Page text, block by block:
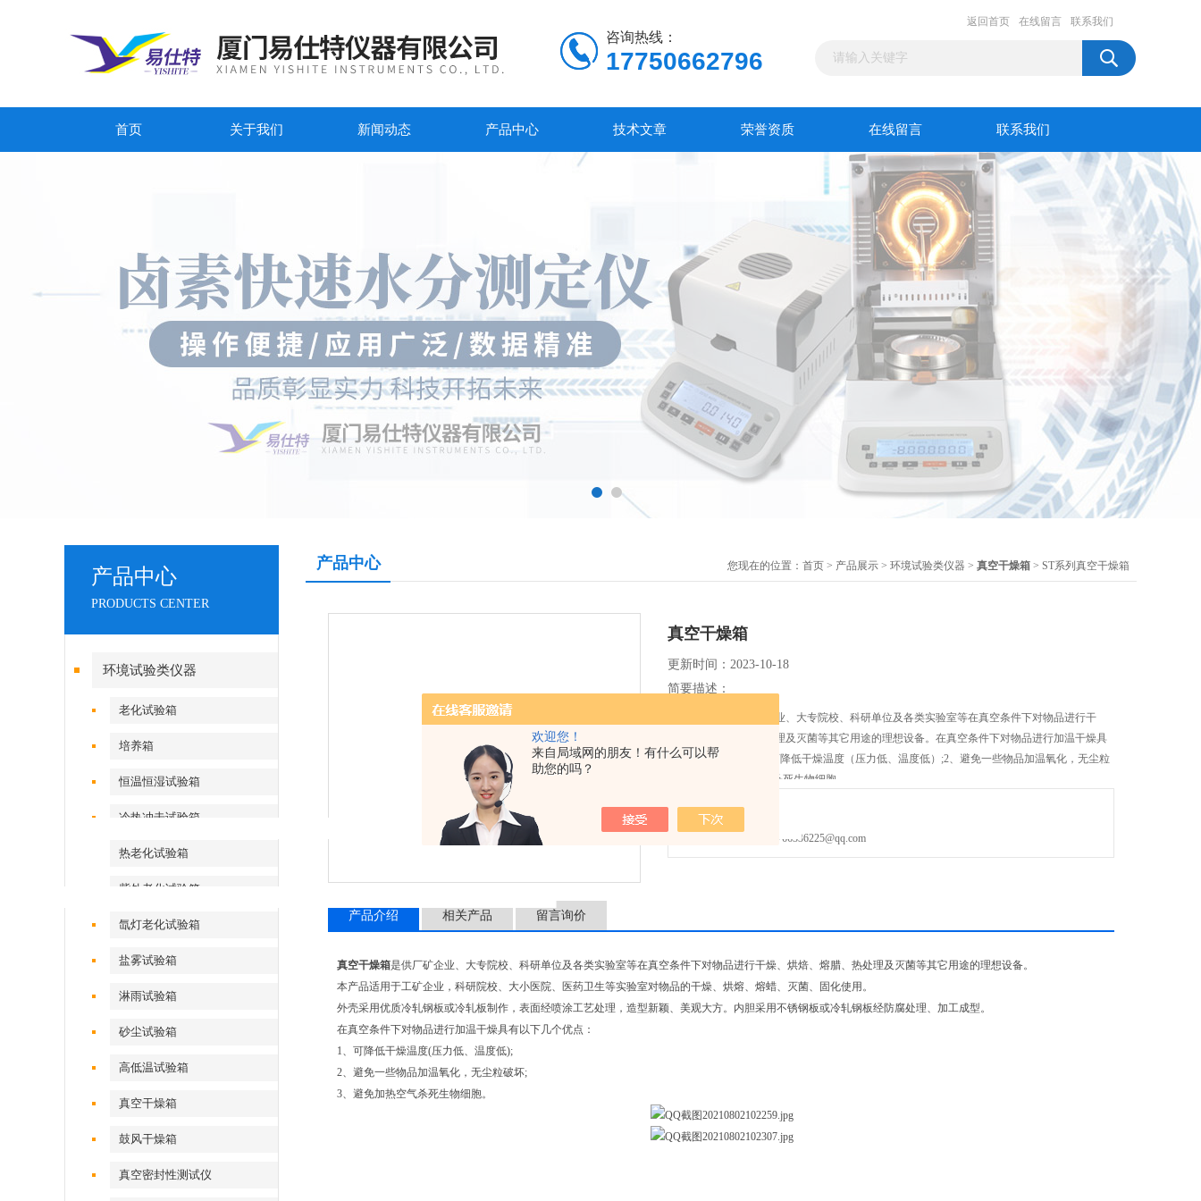
欢迎您！
来自局域网的朋友！有什么可以帮
助您的吗？
咨询热线：
17750662796
返回首页 在线留言 联系我们
首页 关于我们 新闻动态 产品中心 技术文章 荣誉资质 在线留言 联系我们
产品中心
PRODUCTS CENTER
环境试验类仪器
老化试验箱
培养箱
恒温恒湿试验箱
冷热冲击试验箱
热老化试验箱
紫外老化试验箱
氙灯老化试验箱
盐雾试验箱
淋雨试验箱
砂尘试验箱
高低温试验箱
真空干燥箱
鼓风干燥箱
真空密封性测试仪
产品中心 您现在的位置： 首页 > 产品展示 > 环境试验类仪器 > 真空干燥箱 > ST系列真空干燥箱
真空干燥箱
更新时间：2023-10-18
简要描述：
真空干燥箱是供厂矿企业、大专院校、科研单位及各类实验室等在真空条件下对物品进行干
燥、烘焙、熔腊、热处理及灭菌等其它用途的理想设备。在真空条件下对物品进行加温干燥具
有以下几个优点：1、可降低干燥温度（压力低、温度低）;2、避免一些物品加温氧化，无尘粒
破坏;3、避免加热空气杀死生物细胞。
免费咨询：
发邮件给我们：766336225@qq.com
产品介绍 相关产品 留言询价
真空干燥箱是供厂矿企业、大专院校、科研单位及各类实验室等在真空条件下对物品进行干燥、烘焙、熔腊、热处理及灭菌等其它用途的理想设备。
本产品适用于工矿企业，科研院校、大小医院、医药卫生等实验室对物品的干燥、烘熔、熔蜡、灭菌、固化使用。
外壳采用优质冷轧钢板或冷轧板制作，表面经喷涂工艺处理，造型新颖、美观大方。内胆采用不锈钢板或冷轧钢板经防腐处理、加工成型。
外壳采用优质冷轧钢板或冷轧板制作，表面经喷涂工艺处理，造型新颖、美观大
在真空条件下对物品进行加温干燥具有以下几个优点：
1、可降低干燥温度(压力低、温度低);
2、避免一些物品加温氧化，无尘粒破坏;
3、避免加热空气杀死生物细胞。